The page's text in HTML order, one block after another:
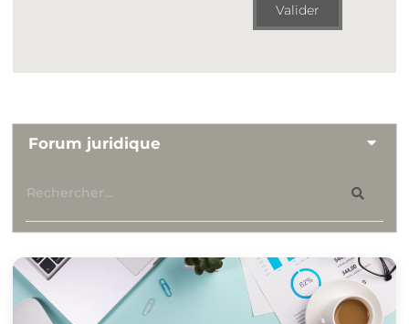
Valider
Forum juridique